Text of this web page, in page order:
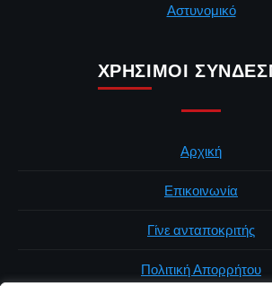
Αστυνομικό
ΧΡΉΣΙΜΟΙ
Αρχική
Επικοινωνία
Γίνε ανταποκριτής
Πολιτική Απορρήτου